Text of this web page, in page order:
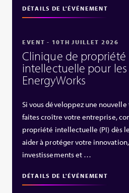
DÉTAILS DE L'ÉVÉNEMENT
EVENT - 10TH JUILLET 2026
Clinique de propriété
intellectuelle pour les
EnergyWorks
Si vous développez une
faites croître votre entreprise,
propriété intellectuelle (PI) dès
aider à protéger votre
investissements et …
DÉTAILS DE L'ÉVÉNEMENT